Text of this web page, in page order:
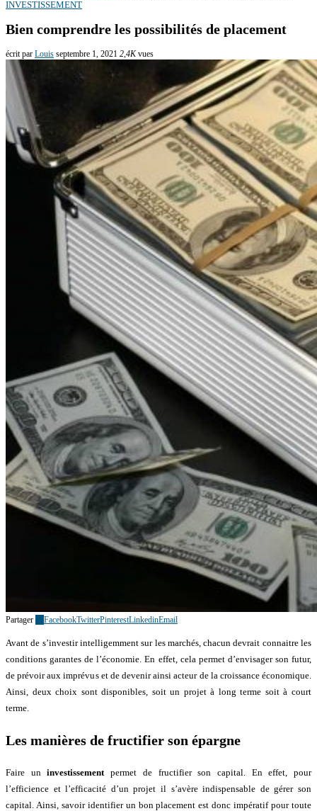
INVESTISSEMENT
Bien comprendre les possibilités de placement
écrit par Louis septembre 1, 2021 2,4Kvues
Partager FacebookTwitterPinterestLinkedinEmail
Avant de s’investir intelligemment sur les marchés, chacun devrait connaitre les
conditions garantes de l’économie. En effet, cela permet d’envisager son futur,
de prévoir aux imprévus et de devenir ainsi acteur de la croissance économique.
Ainsi, deux choix sont disponibles, soit un projet à long terme soit à court
terme.
Les manières de fructifier son épargne
Faire uninvestissement permet de fructifier son capital. En effet, pour
l’efficience et l’efficacité d’un projet il s’avère indispensable de gérer son
capital. Ainsi, savoir identifier un bon placement est donc impératif pour toute